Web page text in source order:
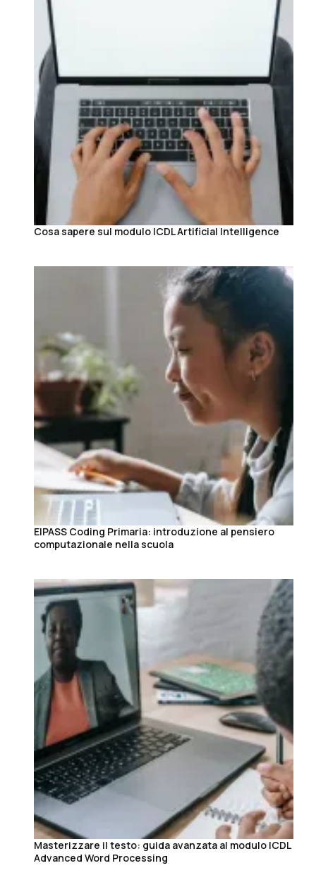
Cosa sapere sul modulo ICDL Artificial Intelligence
EIPASS Coding Primaria: introduzione al pensiero
computazionale nella scuola
Masterizzare il testo: guida avanzata al modulo ICDL
Advanced Word Processing